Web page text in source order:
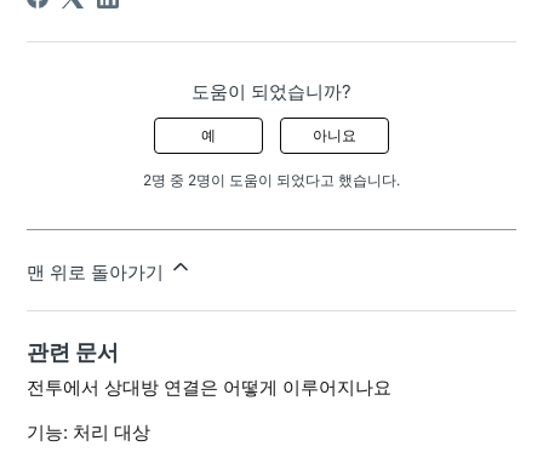
도움이 되었습니까?
예 아니요
2명 중 2명이 도움이 되었다고 했습니다.
맨 위로 돌아가기
관련 문서
전투에서 상대방 연결은 어떻게 이루어지나요
기능: 처리 대상